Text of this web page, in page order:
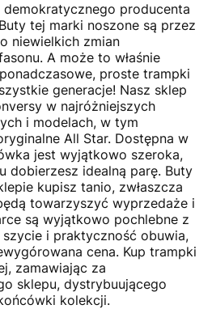
producenta
tej marki noszone są przez
niewielkich zmian
A może to właśnie
proste trampki
generacje! Nasz sklep
w najróżniejszych
i modelach, w tym
All Star. Dostępna w
jest wyjątkowo szeroka,
dobierzesz idealną parę. Buty
kupisz tanio, zwłaszcza
towarzyszyć wyprzedaże i
są wyjątkowo pochlebne z
i praktyczność obuwia,
cena. Kup trampki
zamawiając za
sklepu, dystrybuującego
kolekcji.